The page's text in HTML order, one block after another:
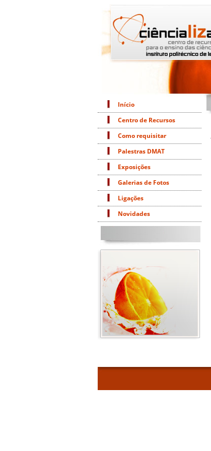
Início
Centro de Recursos
Como requisitar
Palestras DMAT
Exposições
Galerias de Fotos
Ligações
Novidades